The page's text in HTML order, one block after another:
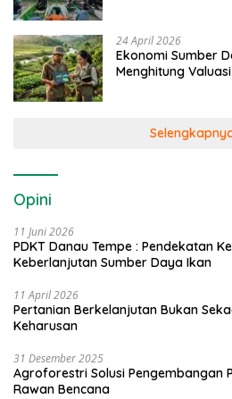
24 April 2026
Ekonomi Sumber
Menghitung
Opini
11 Juni 2026
PDKT Danau Tempe : Pendekatan
Keberlanjutan Sumber Daya Ikan
11 April 2026
Pertanian Berkelanjutan Bukan
Keharusan
31 Desember 2025
Agroforestri Solusi Pengembangan
Rawan Bencana